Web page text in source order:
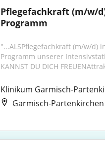
Pflegefachkraft (m/w/
Programm
"...ALSPflegefachkraft (m/w/d)
Programm unserer
KANNST DU DICH
Klinikum Garmisch-
Garmisch-Partenkirchen